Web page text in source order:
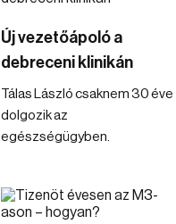
Új vezetőápoló a
debreceni klinikán
Tálas László csaknem 30 éve
dolgozik az
egészségügyben.